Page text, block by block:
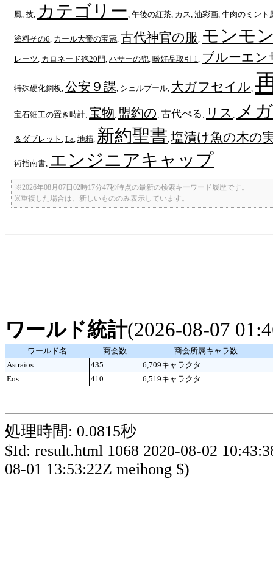
風 技 カテゴリー 午後の紅茶 カス 油彩画 牛肉のミント
塗料その6 カール大帝の宝冠 古代神官の服 モンモ
レーツ カロネード砲20門 ハサーの兜 嗜好品取引 1 ブルーエン
特殊硬化鋼板 公安９課 シェルブール 大ガフセイル
宝石細工の置き時計 宝物 盟約の 古代ぺる リス メ
＆ダブレット La 地精 新約聖書 塩漬け魚の木の
術指南書 エンジニアキャップ
※2026年08月07日02時17分47秒時点の最新の検索キーワード履歴です。
※重複した場合は、新しいもののみ表示しています。
ワールド統計(2026-08-07
ワールド名 商会数
商会所属キャラ数
Astraios
435 6,709キャラクタ
Eos
410 6,519キャラクタ
処理時間: 0.0815秒
$Id: result.html 1068 2020-08-02
08-01 13:53:22Z meihong $)